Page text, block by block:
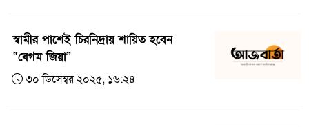
স্বামীর পাশেই চিরনিদ্রায় শায়িত হবেন
“বেগম জিয়া”
৩০ ডিসেম্বর ২০২৫, ১৬:২৪